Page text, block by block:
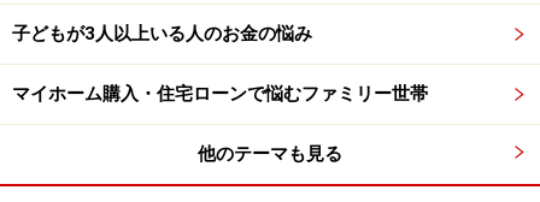
子どもが3人以上いる人のお金の悩み
マイホーム購入・住宅ローンで悩むファミリー世帯
他のテーマも見る